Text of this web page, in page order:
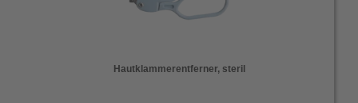
Hautklammerentferner, steril